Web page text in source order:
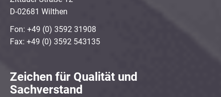
D-02681 Wilthen
Fon: +49 (0) 3592 31908
Fax: +49 (0) 3592 543135
Zeichen für Qualität und
Sachverstand